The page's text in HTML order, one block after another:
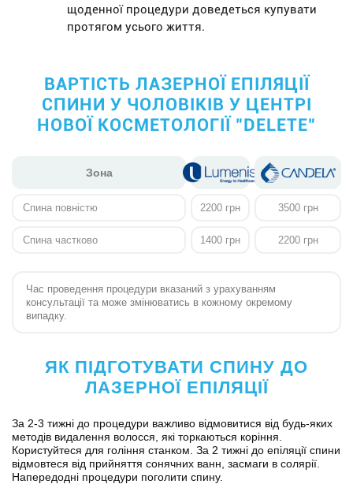
щоденної процедури доведеться купувати
протягом усього життя.
ВАРТІСТЬ ЛАЗЕРНОЇ ЕПІЛЯЦІЇ
СПИНИ У ЧОЛОВІКІВ У ЦЕНТРІ
НОВОЇ КОСМЕТОЛОГІЇ "DELETE"
Зона
Спина повністю 2200 грн 3500 грн
Спина частково 1400 грн 2200 грн
Час проведення процедури вказаний з урахуванням
консультації та може змінюватись в кожному окремому
випадку.
ЯК ПІДГОТУВАТИ СПИНУ ДО
ЛАЗЕРНОЇ ЕПІЛЯЦІЇ
За 2-3 тижні до процедури важливо відмовитися від будь-яких
методів видалення волосся, які торкаються коріння.
Користуйтеся для гоління станком. За 2 тижні до епіляції спини
відмовтеся від прийняття сонячних ванн, засмаги в солярії.
Напередодні процедури поголити спину.